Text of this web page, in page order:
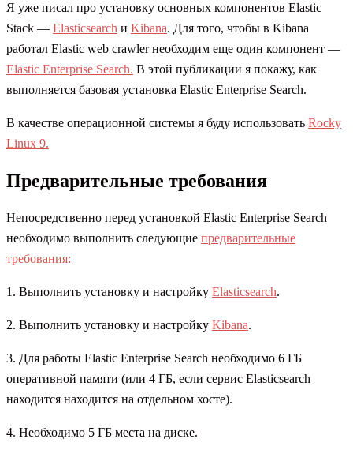
Я уже писал про установку основных компонентов Elastic
Stack — Elasticsearch и Kibana. Для того, чтобы в Kibana
работал Elastic web crawler необходим еще один компонент —
Elastic Enterprise Search. В этой публикации я покажу, как
выполняется базовая установка Elastic Enterprise Search.
В качестве операционной системы я буду использовать Rocky
Linux 9.
Предварительные требования
Непосредственно перед установкой Elastic Enterprise Search
необходимо выполнить следующие предварительные
требования:
1. Выполнить установку и настройку Elasticsearch.
2. Выполнить установку и настройку Kibana.
3. Для работы Elastic Enterprise Search необходимо 6 ГБ
оперативной памяти (или 4 ГБ, если сервис Elasticsearch
находится находится на отдельном хосте).
4. Необходимо 5 ГБ места на диске.